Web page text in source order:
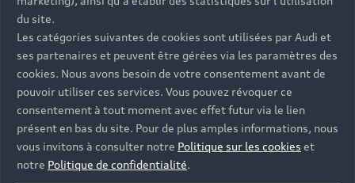
du site.
Les catégories suivantes de cookies sont utilisées par Audi et
ses partenaires et peuvent être gérées via les paramètres des
cookies. Nous avons besoin de votre consentement avant de
pouvoir utiliser ces services. Vous pouvez révoquer ce
consentement à tout moment avec effet futur via le lien
présent en bas du site. Pour de plus amples informations, nous
vous invitons à consulter notre Politique sur les cookies et
notre Politique de confidentialité.